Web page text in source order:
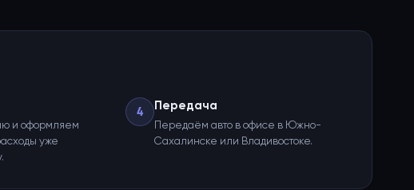
и оформляем
уже
4 Передача
Передаём авто в офисе в Южно-
Сахалинске или Владивостоке.